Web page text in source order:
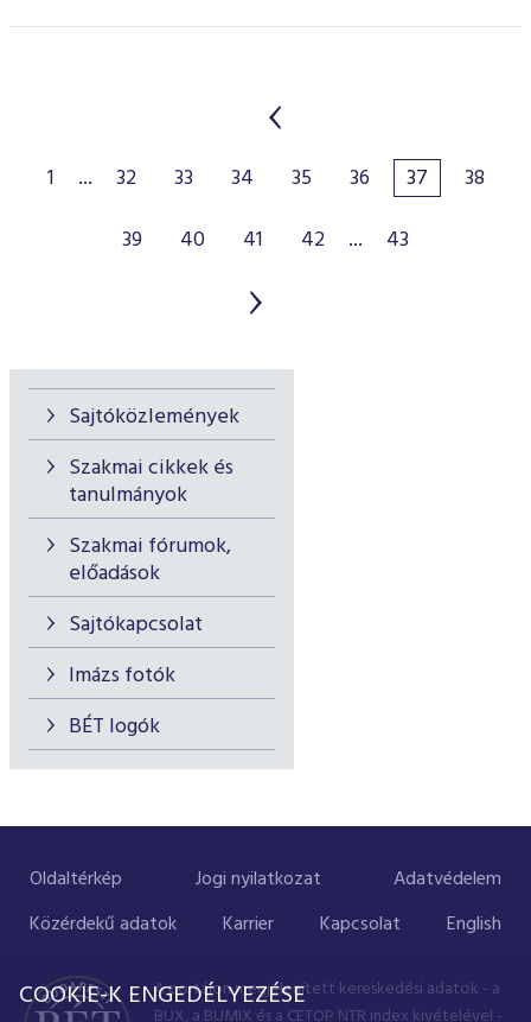
Sajtóközlemények
Szakmai cikkek és
tanulmányok
Szakmai fórumok,
előadások
Sajtókapcsolat
Imázs fotók
BÉT logók
1 ... 32 33 34 35 36 37
38
39
40 41 42 ... 43
Oldaltérkép Jogi nyilatkozat
Adatvédelem
Közérdekű adatok
Karrier Kapcsolat English
A portálon megjelenített kereskedési adatok - a
COOKIE-K ENGEDÉLYEZÉSE